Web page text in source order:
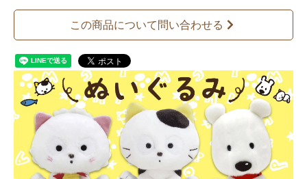
この商品について問い合わせる